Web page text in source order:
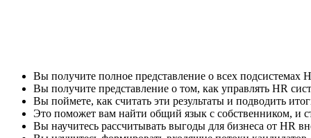
Вы получите полное представление о всех подсистемах
Вы получите представление о том, как управлять HR
Вы поймете, как считать эти результаты и подводить
Это поможет вам найти общий язык с собственником, и
Вы научитесь рассчитывать выгоды для бизнеса от HR